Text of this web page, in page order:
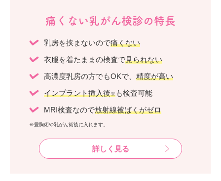
痛くない乳がん検診の特長
乳房を挟まないので痛くない
衣服を着たままの検査で見られない
高濃度乳房の方でもOKで、 精度が高い
インプラント挿入後※ も検査可能
MRI検査なので放射線被ばくがゼロ
※豊胸術や乳がん術後に入れます。
詳しく見る